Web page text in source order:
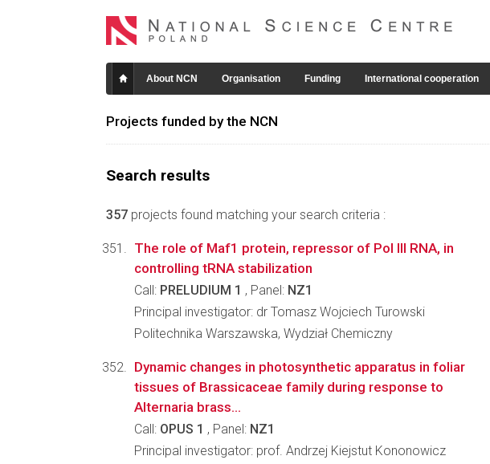
About NCN Organisation Funding International cooperation
Projects funded by the NCN
Search results
357 projects found matching your search criteria :
The role of Maf1 protein, repressor of Pol III RNA, in
controlling tRNA stabilization
Call: PRELUDIUM 1 , Panel: NZ1
Principal investigator: dr Tomasz Wojciech Turowski
Politechnika Warszawska, Wydział Chemiczny
Dynamic changes in photosynthetic apparatus in foliar
tissues of Brassicaceae family during response to
Alternaria brass...
Call: OPUS 1 , Panel: NZ1
Principal investigator: prof. Andrzej Kiejstut Kononowicz